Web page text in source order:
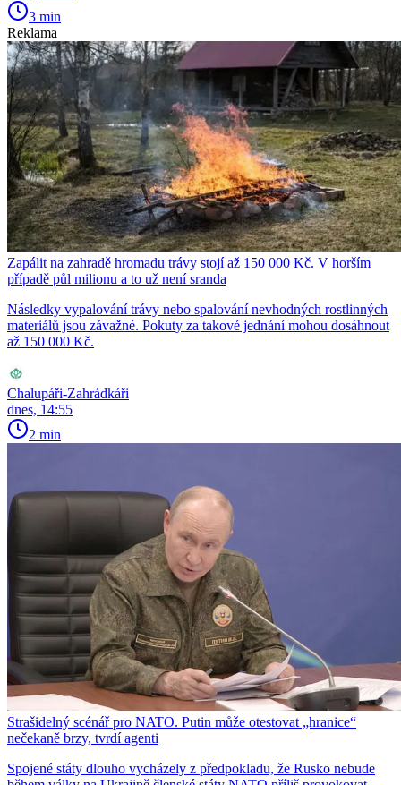
3 min
Reklama
Zapálit na zahradě hromadu trávy stojí až 150 000 Kč. V horším
případě půl milionu a to už není sranda
Následky vypalování trávy nebo spalování nevhodných rostlinných
materiálů jsou závažné. Pokuty za takové jednání mohou dosáhnout
až 150 000 Kč.
Chalupáři-Zahrádkáři
dnes, 14:55
2 min
Strašidelný scénář pro NATO. Putin může otestovat „hranice“
nečekaně brzy, tvrdí agenti
Spojené státy dlouho vycházely z předpokladu, že Rusko nebude